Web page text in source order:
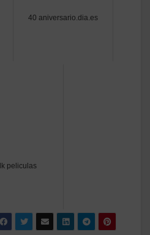
40 aniversario.dia.es
peliculas